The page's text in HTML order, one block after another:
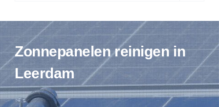
Zonnepanelen reinigen in
Leerdam